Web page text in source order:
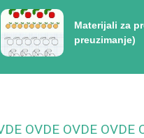
Materijali za
preuzimanje)
OVDE OVDE OVDE